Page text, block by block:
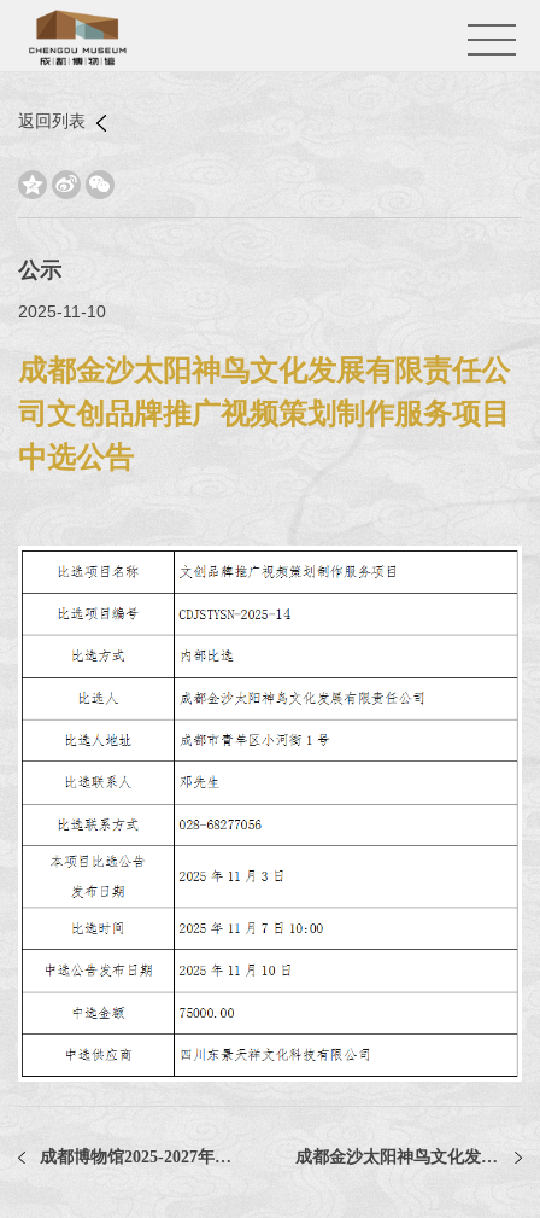
返回列表
  
公示
2025-11-10
成都金沙太阳神鸟文化发展有限责任公
司文创品牌推广视频策划制作服务项目
中选公告
成都博物馆2025-2027年度档案整理项目评选公告 成都金沙太阳神鸟文化发展有限责任公司文创品牌推广视频策划制作服务项目比选公告